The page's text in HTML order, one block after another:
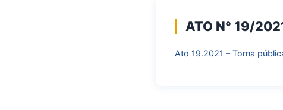
ATO N° 19/
Ato 19.2021 – Torna